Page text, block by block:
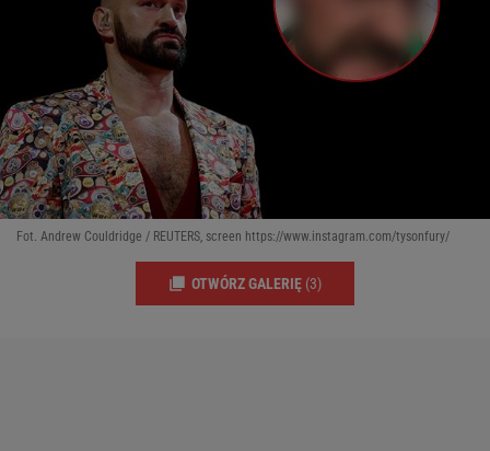
Fot. Andrew Couldridge / REUTERS, screen https://www.instagram.com/tysonfury/
OTWÓRZ GALERIĘ (3)